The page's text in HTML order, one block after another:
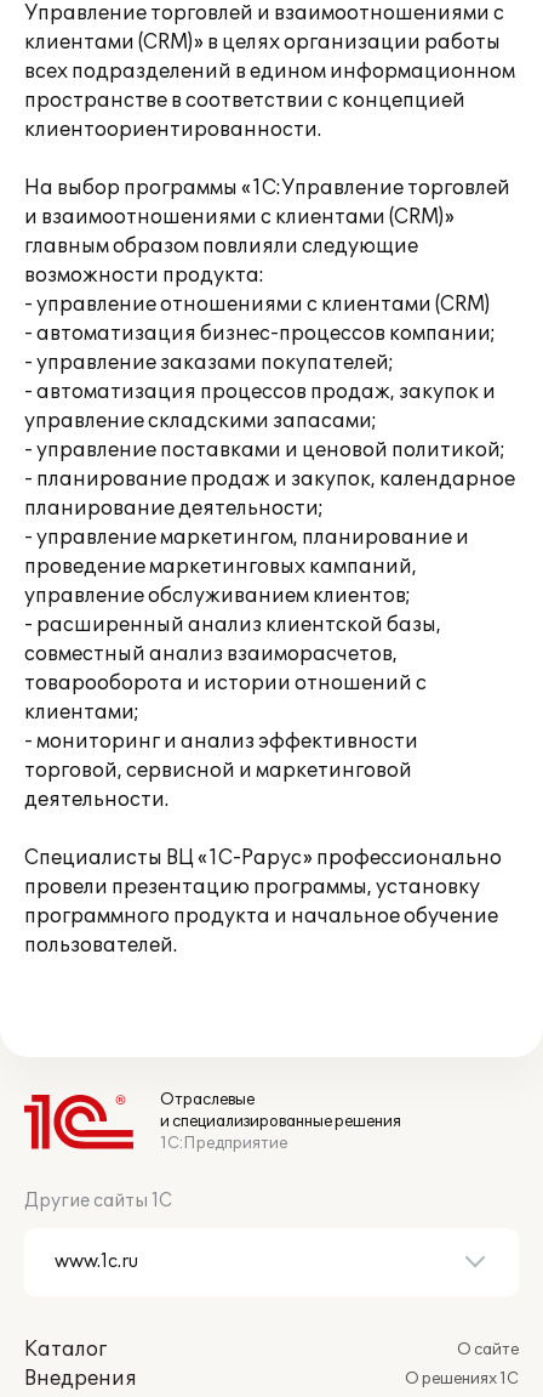
Управление торговлей и взаимоотношениями с
клиентами (CRM)» в целях организации работы
всех подразделений в едином информационном
пространстве в соответствии с концепцией
клиентоориентированности.
На выбор программы «1С:Управление торговлей
и взаимоотношениями с клиентами (CRM)»
главным образом повлияли следующие
возможности продукта:
- управление отношениями с клиентами (CRM)
- автоматизация бизнес-процессов компании;
- управление заказами покупателей;
- автоматизация процессов продаж, закупок и
управление складскими запасами;
- управление поставками и ценовой политикой;
- планирование продаж и закупок, календарное
планирование деятельности;
- управление маркетингом, планирование и
проведение маркетинговых кампаний,
управление обслуживанием клиентов;
- расширенный анализ клиентской базы,
совместный анализ взаиморасчетов,
товарооборота и истории отношений с
клиентами;
- мониторинг и анализ эффективности
торговой, сервисной и маркетинговой
деятельности.
Специалисты ВЦ «1С-Рарус» профессионально
провели презентацию программы, установку
программного продукта и начальное обучение
пользователей.
Отраслевые
и специализированные решения
1С:Предприятие
Другие сайты 1С
Каталог
Внедрения
О сайте
О решениях 1С